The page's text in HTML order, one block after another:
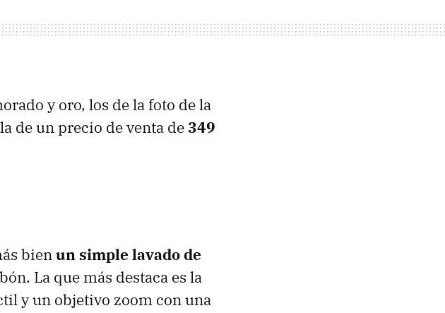
y oro, los de la foto de la
de un precio de venta de 349
bienun simple lavado de
La que más destaca es la
y un objetivo zoom con una